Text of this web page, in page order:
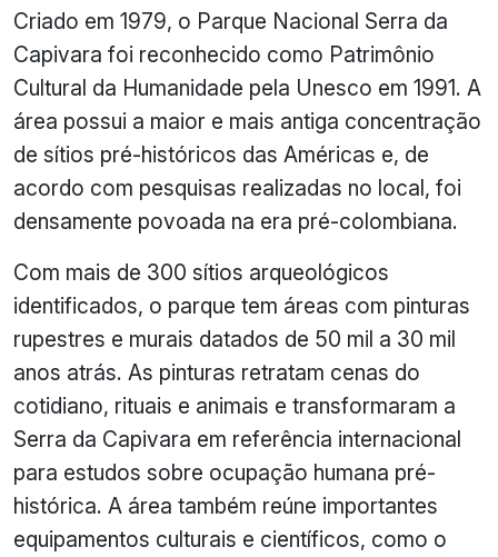
Criado em 1979, o Parque Nacional Serra da
Capivara foi reconhecido como Patrimônio
Cultural da Humanidade pela Unesco em 1991. A
área possui a maior e mais antiga concentração
de sítios pré-históricos das Américas e, de
acordo com pesquisas realizadas no local, foi
densamente povoada na era pré-colombiana.
Com mais de 300 sítios arqueológicos
identificados, o parque tem áreas com pinturas
rupestres e murais datados de 50 mil a 30 mil
anos atrás. As pinturas retratam cenas do
cotidiano, rituais e animais e transformaram a
Serra da Capivara em referência internacional
para estudos sobre ocupação humana pré-
histórica. A área também reúne importantes
equipamentos culturais e científicos, como o